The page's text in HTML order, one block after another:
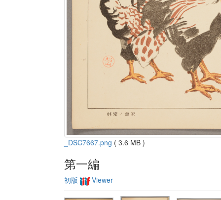
_DSC7667.png ( 3.6 MB )
第一編
初版 Viewer